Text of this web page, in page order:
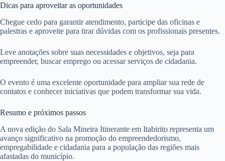
Dicas para aproveitar as oportunidades
Chegue cedo para garantir atendimento, participe das oficinas e
palestras e aproveite para tirar dúvidas com os profissionais presentes.
Leve anotações sobre suas necessidades e objetivos, seja para
empreender, buscar emprego ou acessar serviços de cidadania.
O evento é uma excelente oportunidade para ampliar sua rede de
contatos e conhecer iniciativas que podem transformar sua vida.
Resumo e próximos passos
A nova edição do Sala Mineira Itinerante em Itabirito representa um
avanço significativo na promoção do empreendedorismo,
empregabilidade e cidadania para a população das regiões mais
afastadas do município.